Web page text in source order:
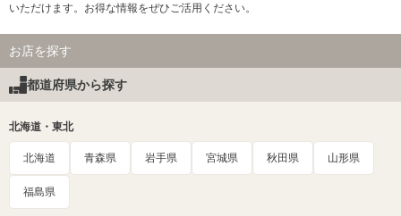
いただけます。お得な情報をぜひご活用ください。
お店を探す
都道府県から探す
北海道・東北
北海道 青森県 岩手県 宮城県 秋田県 山形県
福島県